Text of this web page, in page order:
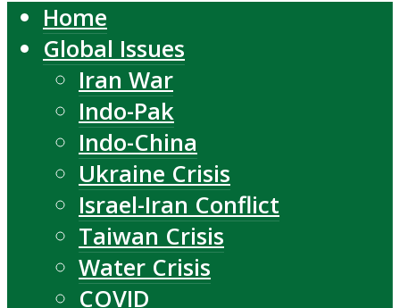
Home
Global Issues
Iran War
Indo-Pak
Indo-China
Ukraine Crisis
Israel-Iran Conflict
Taiwan Crisis
Water Crisis
COVID